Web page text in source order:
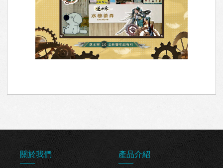
關於我們 產品介紹